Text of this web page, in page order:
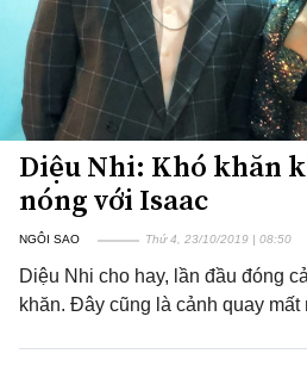
Diệu Nhi: Khó khăn
nóng với Isaac
NGÔI SAO Thứ 4, 23/10/2019 | 08:50
Diệu Nhi cho hay, lần đầu đóng
khăn. Đây cũng là cảnh quay